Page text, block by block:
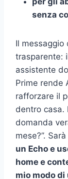
senza
Il messaggio
trasparente:
assistente
Prime rende
rafforzare il
dentro casa.
domanda
mese?”.
un Echo e
home e
mio modo di